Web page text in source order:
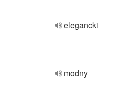
elegancki
modny